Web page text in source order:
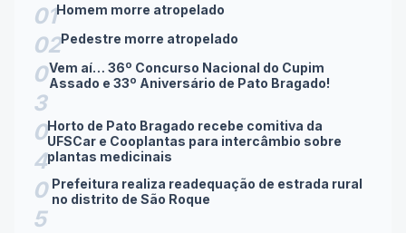
01Homem morre atropelado
02Pedestre morre atropelado
0
3
Vem aí… 36º Concurso Nacional do Cupim
Assado e 33º Aniversário de Pato Bragado!
0
4
Horto de Pato Bragado recebe comitiva da
UFSCar e Cooplantas para intercâmbio sobre
plantas medicinais
0
5
Prefeitura realiza readequação de estrada rural
no distrito de São Roque